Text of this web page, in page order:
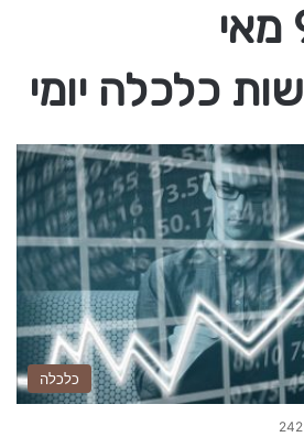
יום שישי 9 מאי
כלכלה
242